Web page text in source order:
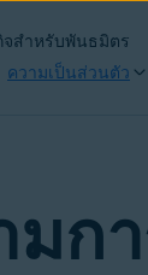
สำหรับพันธมิตร
ความเป็นส่วนตัว
มก